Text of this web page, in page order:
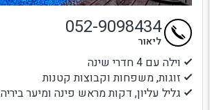
וילה עם 4 חדרי שינה
זוגות, משפחות וקבוצות קטנות
גליל עליון, דקות מראש פינה ומיער ביריה
052-9098434
ליאור